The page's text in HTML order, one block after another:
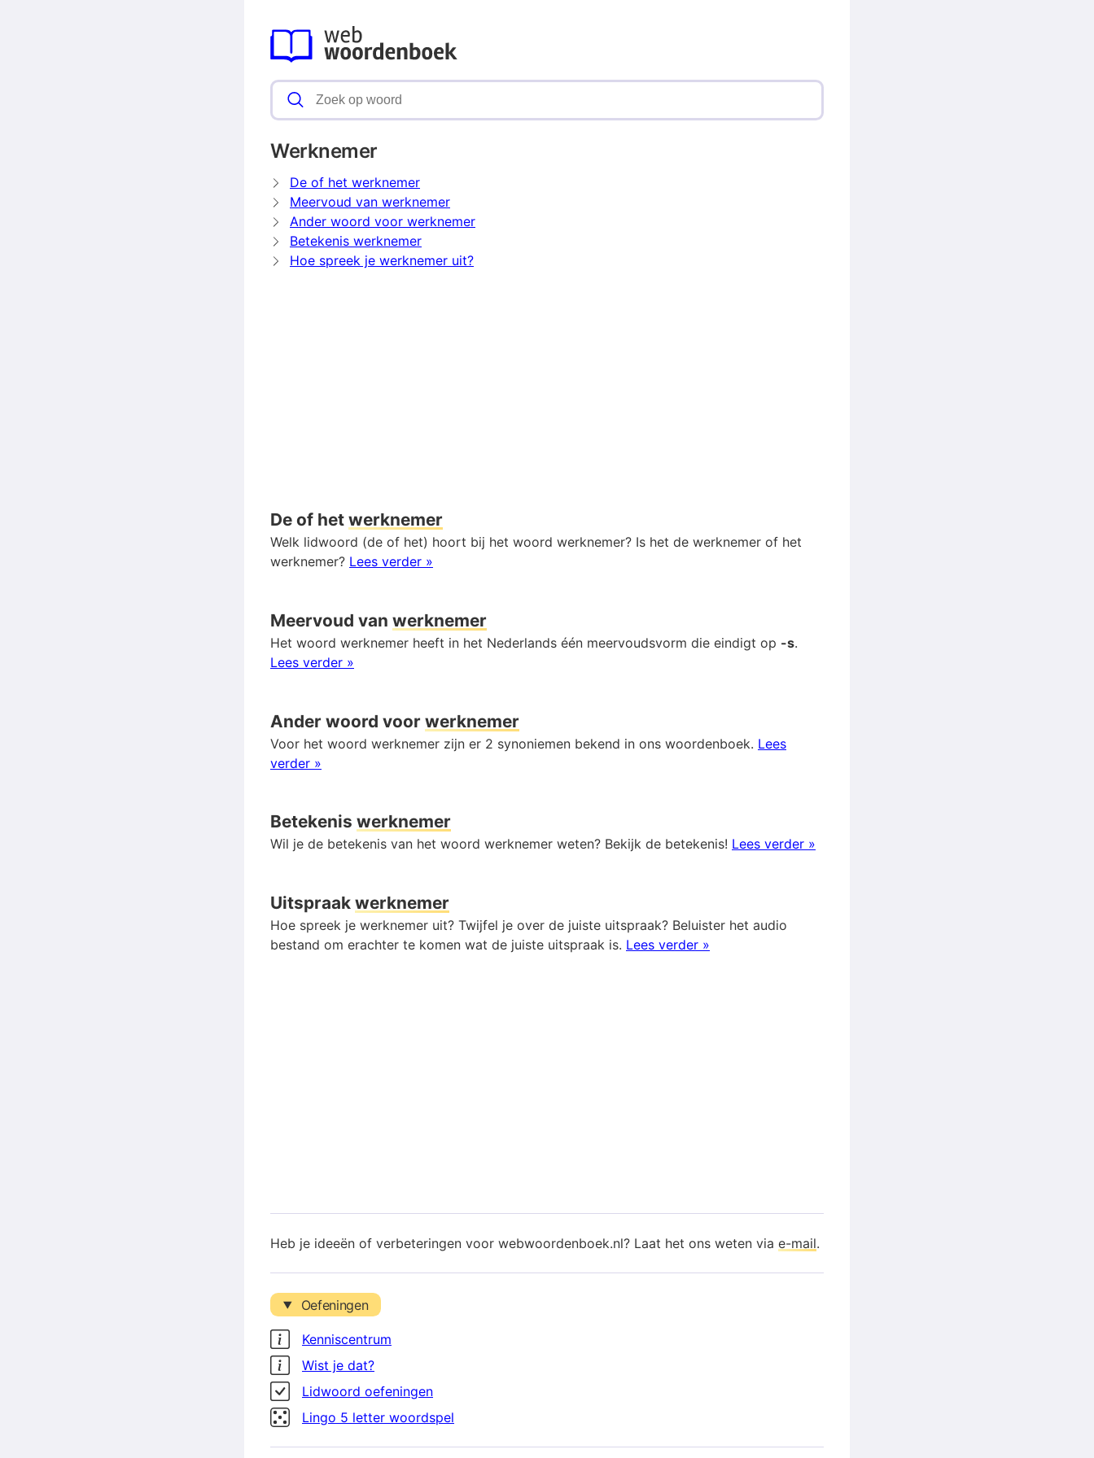
Werknemer
De of het werknemer
Meervoud van werknemer
Ander woord voor werknemer
Betekenis werknemer
Hoe spreek je werknemer uit?
De of het werknemer
Welk lidwoord (de of het) hoort bij het woord werknemer? Is het de werknemer of het
werknemer? Lees verder »
Meervoud van werknemer
Het woord werknemer heeft in het Nederlands één meervoudsvorm die eindigt op -s.
Lees verder »
Ander woord voor werknemer
Voor het woord werknemer zijn er 2 synoniemen bekend in ons woordenboek. Lees
verder »
Betekenis werknemer
Wil je de betekenis van het woord werknemer weten? Bekijk de betekenis! Lees verder »
Uitspraak werknemer
Hoe spreek je werknemer uit? Twijfel je over de juiste uitspraak? Beluister het audio
bestand om erachter te komen wat de juiste uitspraak is. Lees verder »
Heb je ideeën of verbeteringen voor webwoordenboek.nl? Laat het ons weten via e-mail.
Oefeningen
Kenniscentrum
Wist je dat?
Lidwoord oefeningen
Lingo 5 letter woordspel